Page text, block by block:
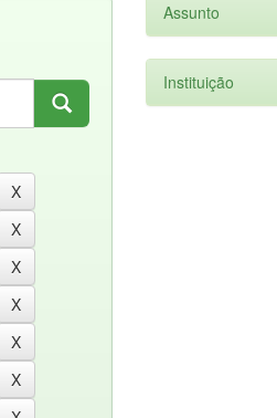
Assunto
Instituição